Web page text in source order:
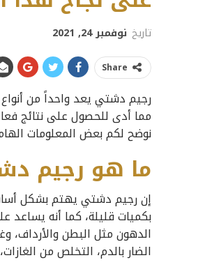
تاريخ نوفمبر 24, 2021
Share
رجيم دشتي يعد واحداً من
مما أدى للحصول على نتائج
نوضح لكم بعض المعلومات
ما هو رجيم
إن رجيم دشتي يهتم بشكل
بكميات قليلة، كما أنه
الدهون مثل البطن والأرداف،
الضار بالدم، التخلص من